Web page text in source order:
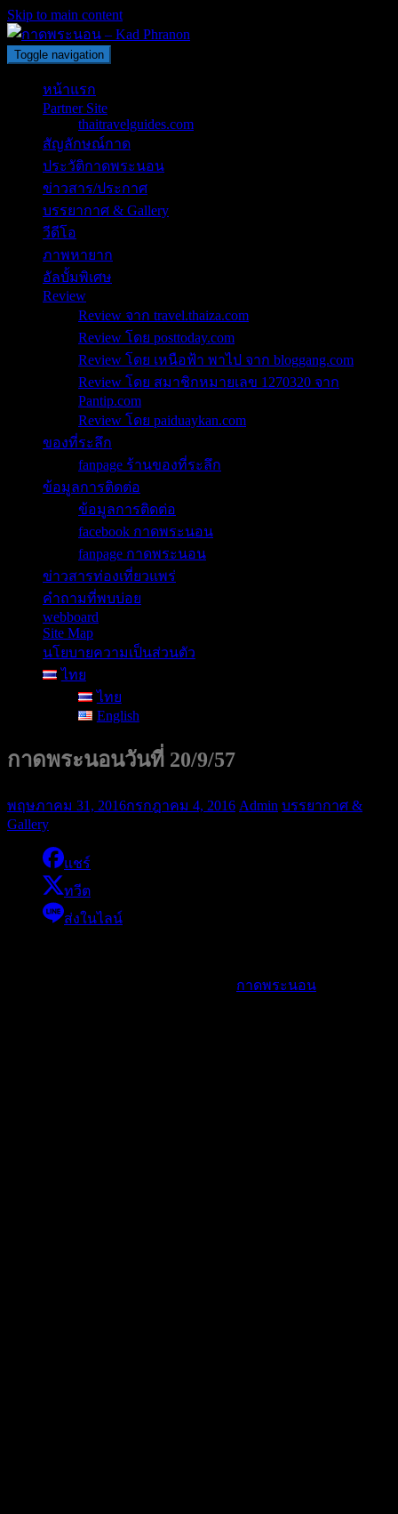
Skip to main content
Toggle navigation
หน้าแรก
Partner Site
thaitravelguides.com
สัญลักษณ์กาด
ประวัติกาดพระนอน
ข่าวสาร/ประกาศ
บรรยากาศ & Gallery
วีดีโอ
ภาพหายาก
อัลบั้มพิเศษ
Review
Review จาก travel.thaiza.com
Review โดย posttoday.com
Review โดย เหนือฟ้า พาไป จาก bloggang.com
Review โดย สมาชิกหมายเลข 1270320 จาก
Pantip.com
Review โดย paiduaykan.com
ของที่ระลึก
fanpage ร้านของที่ระลึก
ข้อมูลการติดต่อ
ข้อมูลการติดต่อ
facebook กาดพระนอน
fanpage กาดพระนอน
ข่าวสารท่องเที่ยวแพร่
คำถามที่พบบ่อย
webboard
Site Map
นโยบายความเป็นส่วนตัว
ไทย
ไทย
English
กาดพระนอนวันที่ 20/9/57
พฤษภาคม 31, 2016กรกฎาคม 4, 2016 Admin บรรยากาศ &
Gallery
แชร์
ทวีต
ส่งในไลน์
กาดพระนอน